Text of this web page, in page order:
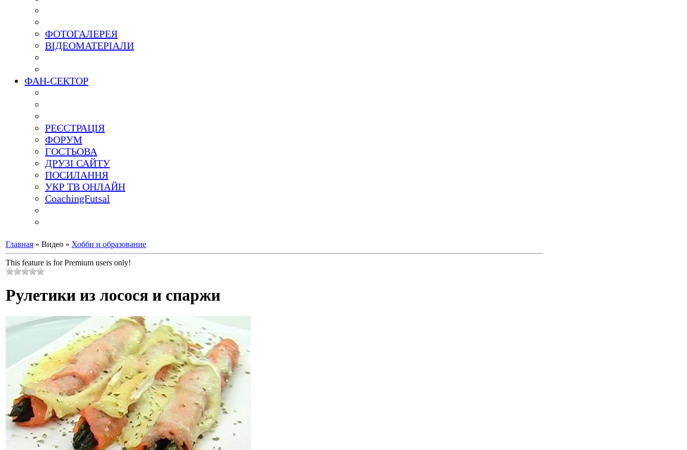
ФОТОГАЛЕРЕЯ
ВІДЕОМАТЕРІАЛИ
ФАН-СЕКТОР
РЕЄСТРАЦІЯ
ФОРУМ
ГОСТЬОВА
ДРУЗІ САЙТУ
ПОСИЛАННЯ
УКР ТВ ОНЛАЙН
CoachingFutsal
Главная » Видео » Хобби и образование
This feature is for Premium users only!
Рулетики из лосося и спаржи